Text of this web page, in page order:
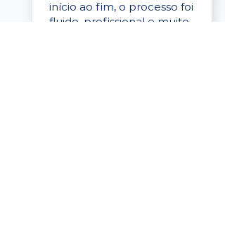
início ao fim, o processo foi
fluido, profissional e muito